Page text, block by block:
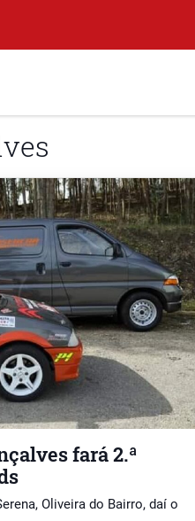
fará 2.ª
Oliveira do Bairro, daí o